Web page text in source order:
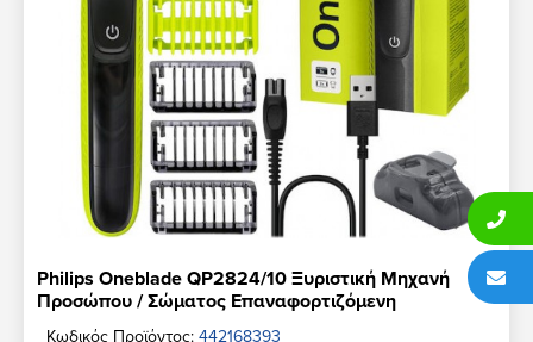
Philips Oneblade QP2824/10 Ξυριστική Μηχανή
Προσώπου / Σώματος Επαναφορτιζόμενη
Κωδικός Προϊόντος: 442168393